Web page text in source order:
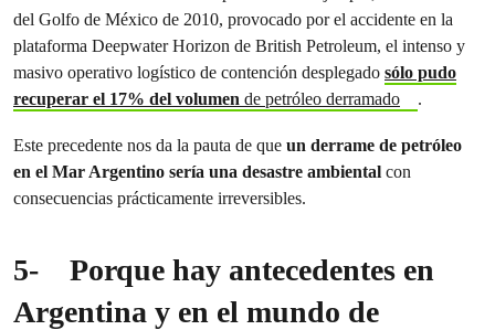
del Golfo de México de 2010, provocado por el accidente en la
plataforma Deepwater Horizon de British Petroleum, el intenso y
masivo operativo logístico de contención desplegado sólo pudo
recuperar el 17% del volumen de petróleo derramado .
Este precedente nos da la pauta de que un derrame de petróleo
en el Mar Argentino sería una desastre ambiental con
consecuencias prácticamente irreversibles.
5-
Porque hay antecedentes en
Argentina y en el mundo de